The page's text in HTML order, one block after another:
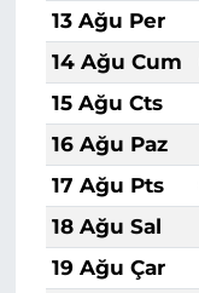
13 Ağu Per
14 Ağu Cum
15 Ağu Cts
16 Ağu Paz
17 Ağu Pts
18 Ağu Sal
19 Ağu Çar